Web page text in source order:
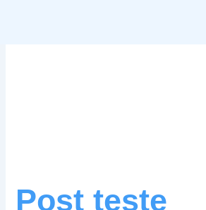
Post teste